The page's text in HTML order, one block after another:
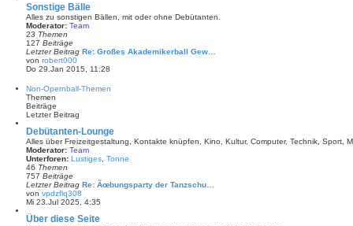
u
s
t
r
B
e
i
r
Sonstige Bälle
Alles zu sonstigen Bällen, mit oder ohne Debütanten.
Moderator: Team
23 Themen
127 Beiträge
Letzter Beitrag Re: Großes Akademikerball Gew…
von robert000
N
e
B
e
i
t
g
Do 29.Jan 2015, 11:28
Non-Opernball-Themen
Themen
Beiträge
Letzter Beitrag
Debütanten-Lounge
Alles über Freizeitgestaltung, Kontakte knüpfen, Kino, Kultur, Computer, Technik, Sport,
Moderator: Team
Unterforen: Lustiges Tonne
46 Themen
757 Beiträge
Letzter Beitrag Re: Ãœbungsparty der Tanzschu…
von vpdzflq308
N
u
Mi 23.Jul 2025, 4:35
Über diese Seite